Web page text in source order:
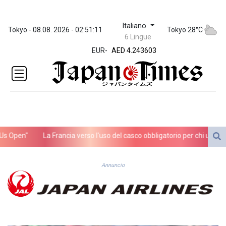
Tokyo - 08.08. 2026 - 02:51:11 Italiano
6 Lingue
Tokyo 28°C
EUR-
ZWL 372.073103
AED 4.243603
AED 4.243603
AFN 75.680614
ALL 93.435737
AMD
ARS
1732.118969
AWG 2.079914
BAM 1.960326
BBD 2.327073
La Francia verso l'uso del casco obbligatorio per chi usa il
Annuncio